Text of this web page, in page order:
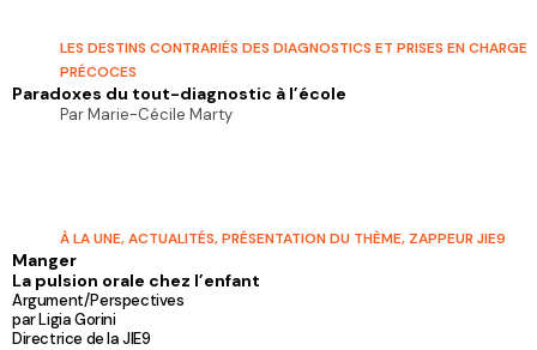
LES DESTINS CONTRARIÉS DES DIAGNOSTICS ET PRISES EN CHARGE
PRÉCOCES
Paradoxes du tout-diagnostic à l’école
Par Marie-Cécile Marty
À LA UNE,ACTUALITÉS,PRÉSENTATION DU THÈME, ZAPPEUR JIE9
Manger
La pulsion orale chez l’enfant
Argument/Perspectives
par Ligia Gorini
Directrice de la JIE9